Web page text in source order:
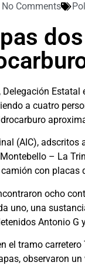
No Comments
a cuatro
(AIC),
– La
con placas
ocho
uno, una
Antonio G
el tramo
observaron